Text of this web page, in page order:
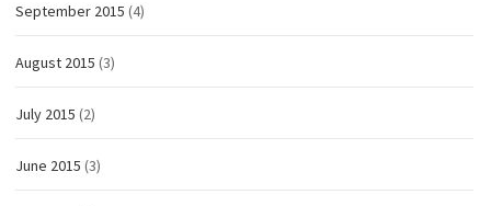
September 2015 (4)
August 2015 (3)
July 2015 (2)
June 2015 (3)